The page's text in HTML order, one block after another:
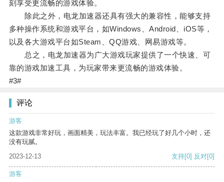
刻享受更流畅的游戏体验。
除此之外，电龙加速器还具有强大的兼容性，能够支持
多种操作系统和游戏平台，如Windows、Android、iOS等，
以及各大游戏平台如Steam、QQ游戏、网易游戏等。
总之，电龙加速器为广大游戏玩家提供了一个快速、可
靠的游戏加速工具，为玩家带来更流畅的游戏体验。
#3#
评论
游客
这款游戏非常好玩，画面精美，玩法丰富。我已经玩了好几个小时，还
没有玩腻。
2023-12-13
支持[0] 反对[0]
游客